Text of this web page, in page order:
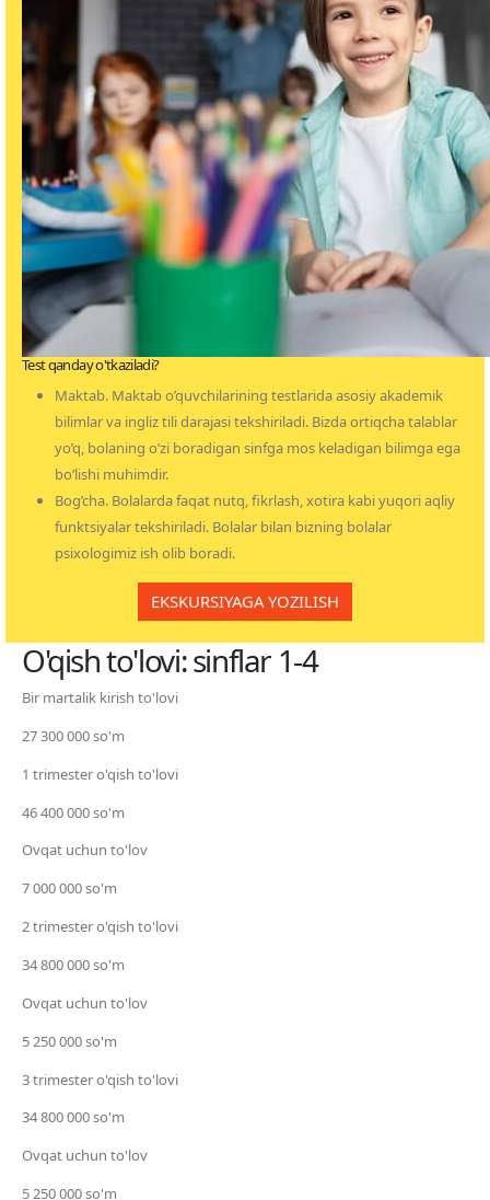
Test qanday o'tkaziladi?
Maktab. Maktab o’quvchilarining testlarida asosiy akademik
bilimlar va ingliz tili darajasi tekshiriladi. Bizda ortiqcha talablar
yo’q, bolaning o’zi boradigan sinfga mos keladigan bilimga ega
bo’lishi muhimdir.
Bog’cha. Bolalarda faqat nutq, fikrlash, xotira kabi yuqori aqliy
funktsiyalar tekshiriladi. Bolalar bilan bizning bolalar
psixologimiz ish olib boradi.
EKSKURSIYAGA YOZILISH
O'qish to'lovi: sinflar 1-4
Bir martalik kirish to'lovi
27 300 000 so'm
1 trimester o'qish to'lovi
46 400 000 so'm
Ovqat uchun to'lov
7 000 000 so'm
2 trimester o'qish to'lovi
34 800 000 so'm
Ovqat uchun to'lov
5 250 000 so'm
3 trimester o'qish to'lovi
34 800 000 so'm
Ovqat uchun to'lov
5 250 000 so'm